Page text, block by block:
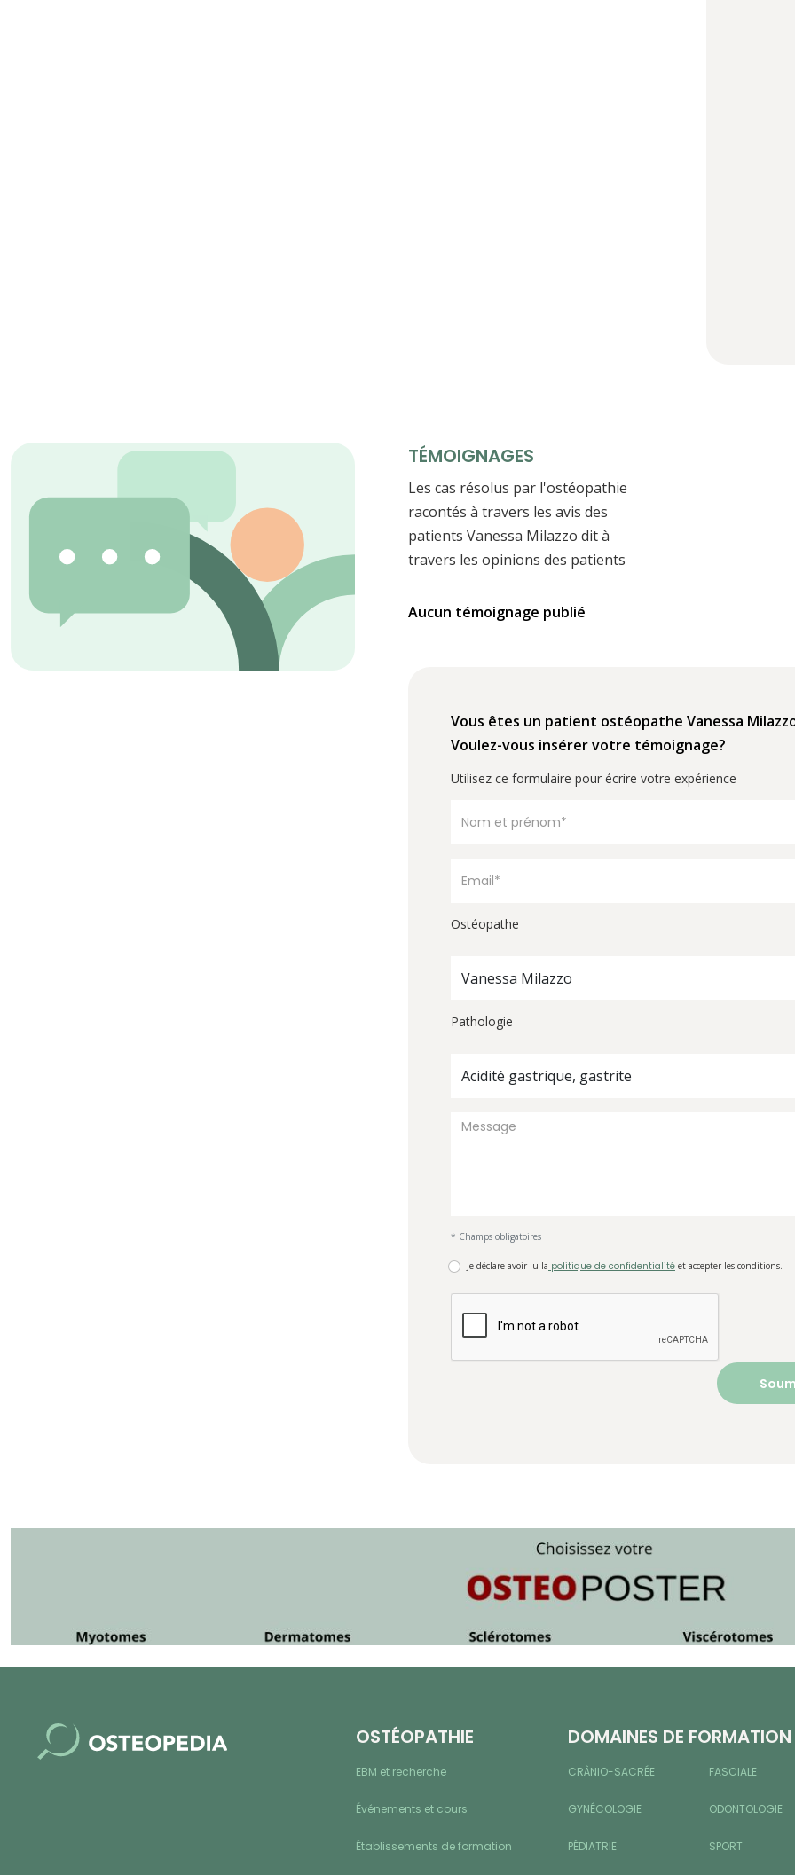
TÉMOIGNAGES
Les cas résolus par l'ostéopathie
racontés à travers les avis des
patients Vanessa Milazzo dit à
travers les opinions des patients
Aucun témoignage publié
Vous êtes un patient ostéopathe Vanessa
Voulez-vous insérer votre témoignage?
Utilisez ce formulaire pour écrire votre expérience
Ostéopathe
Vanessa Milazzo
Pathologie
Acidité gastrique, gastrite
* Champs obligatoires
Je déclare avoir lu la politique de confidentialité et accepter les conditions.
OSTÉOPATHIE
EBM et recherche
Événements et cours
Établissements de formation
DOMAINES DE FORMATION
CRÂNIO-SACRÉE FASCIALE
GYNÉCOLOGIE ODONTOLOGIE
PÉDIATRIE SPORT